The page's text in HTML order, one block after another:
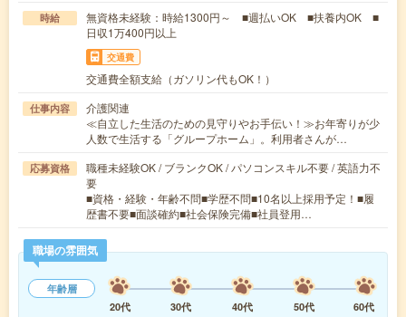
時給
無資格未経験：時給1300円～ ■週払いOK ■扶養内OK ■
日収1万400円以上
交通費
交通費全額支給（ガソリン代もOK！）
仕事内容
介護関連
≪自立した生活のための見守りやお手伝い！≫お年寄りが少
人数で生活する「グループホーム」。利用者さんが…
応募資格
職種未経験OK / ブランクOK / パソコンスキル不要 / 英語力不
要
■資格・経験・年齢不問■学歴不問■10名以上採用予定！■履
歴書不要■面談確約■社会保険完備■社員登用…
職場の雰囲気
年齢層
20代
30代 40代 50代
60代